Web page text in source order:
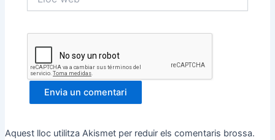
web
Aquest lloc utilitza Akismet per reduir els comentaris brossa.